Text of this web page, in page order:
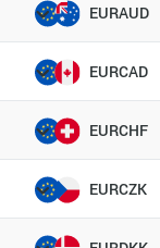
EURAUD
EURCAD
EURCHF
EURCZK